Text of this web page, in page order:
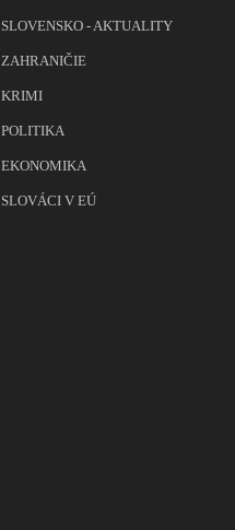
SLOVENSKO - AKTUALITY
ZAHRANIČIE
KRIMI
POLITIKA
EKONOMIKA
SLOVÁCI V EÚ